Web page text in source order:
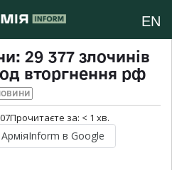
EN
29 377 злочинів
вторгнення рф
Прочитаєте за: < 1 хв.
АрміяInform в Google